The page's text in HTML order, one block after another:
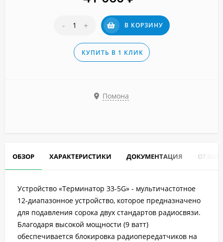
- + В КОРЗИНУ
КУПИТЬ В 1 КЛИК
Помона
ОБЗОР ХАРАКТЕРИСТИКИ ДОКУМЕНТАЦИЯ
Устройство «Терминатор 33-5G» - мультичастотное
12-диапазонное устройство, которое предназначено
для подавления сорока двух стандартов радиосвязи.
Благодаря высокой мощности (9 ватт)
обеспечивается блокировка радиопередатчиков на